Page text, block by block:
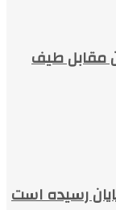
مقابل طیف
رسیده است